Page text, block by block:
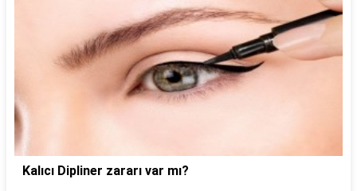
Kalıcı Dipliner zararı var mı?